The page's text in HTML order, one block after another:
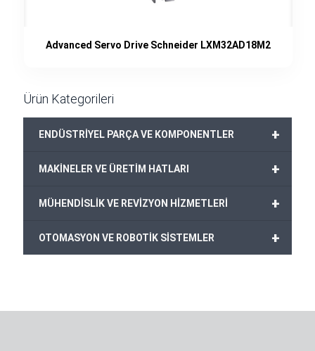
Advanced Servo Drive Schneider LXM32AD18M2
Ürün Kategorileri
+
ENDÜSTRİYEL PARÇA VE KOMPONENTLER
+
MAKİNELER VE ÜRETİM HATLARI
+
MÜHENDİSLİK VE REVİZYON HİZMETLERİ
+
OTOMASYON VE ROBOTİK SİSTEMLER